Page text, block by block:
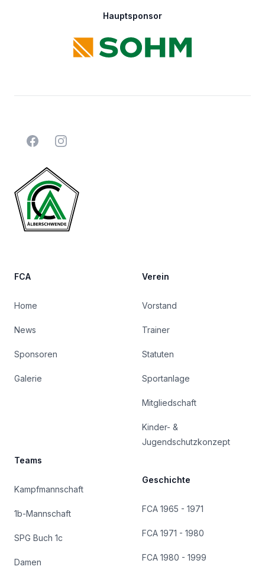
Hauptsponsor
FacebookInstagram
FCA
Home
News
Sponsoren
Galerie
Teams
Kampfmannschaft
1b-Mannschaft
SPG Buch 1c
Damen
Verein
Vorstand
Trainer
Statuten
Sportanlage
Mitgliedschaft
Kinder- &
Jugendschutzkonzept
Geschichte
FCA 1965 - 1971
FCA 1971 - 1980
FCA 1980 - 1999